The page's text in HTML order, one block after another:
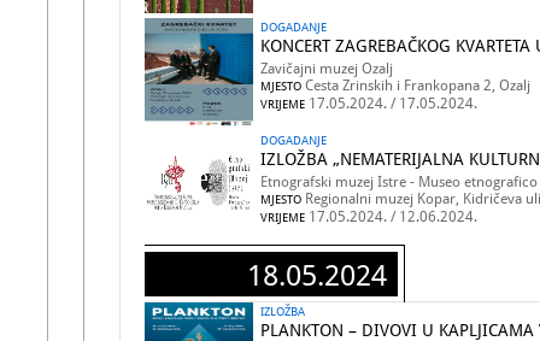
DOGADANJE
KONCERT ZAGREBAČKOG
Zavičajni muzej Ozalj
MJESTO Cesta Zrinskih i Frankopana 2, Ozalj
VRIJEME 17.05.2024. / 17.05.2024.
DOGADANJE
IZLOŽBA „NEMATERIJALNA
Etnografski muzej Istre - Museo
MJESTO Regionalni muzej Kopar, Kidričeva
VRIJEME 17.05.2024. / 12.06.2024.
18.05.2024
IZLOŽBA
PLANKTON – DIVOVI U KAPLJICAMA